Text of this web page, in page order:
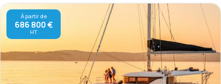
À partir de
686 800 €
HT